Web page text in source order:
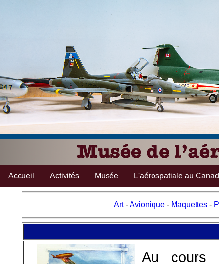
Accueil Activités Musée L'aérospatiale au
Art-Avionique - Maquettes -
Au cours